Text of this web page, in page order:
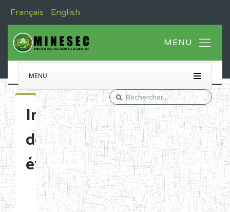
Français English
MENU
Immatriculation
des
établissements